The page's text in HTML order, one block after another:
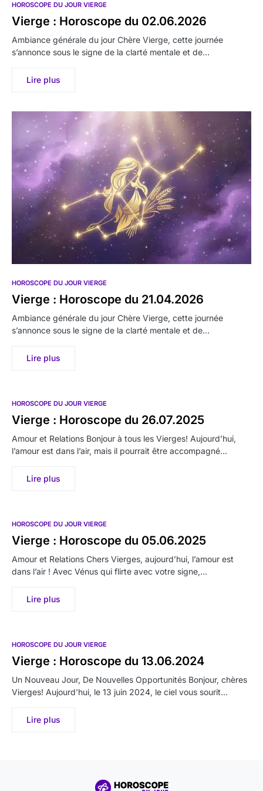
HOROSCOPE DU JOUR VIERGE
Vierge : Horoscope du 02.06.2026
Ambiance générale du jour Chère Vierge, cette journée
s’annonce sous le signe de la clarté mentale et de…
Lire plus
HOROSCOPE DU JOUR VIERGE
Vierge : Horoscope du 21.04.2026
Ambiance générale du jour Chère Vierge, cette journée
s’annonce sous le signe de la clarté mentale et de…
Lire plus
HOROSCOPE DU JOUR VIERGE
Vierge : Horoscope du 26.07.2025
Amour et Relations Bonjour à tous les Vierges! Aujourd’hui,
l’amour est dans l’air, mais il pourrait être accompagné…
Lire plus
HOROSCOPE DU JOUR VIERGE
Vierge : Horoscope du 05.06.2025
Amour et Relations Chers Vierges, aujourd’hui, l’amour est
dans l’air ! Avec Vénus qui flirte avec votre signe,…
Lire plus
HOROSCOPE DU JOUR VIERGE
Vierge : Horoscope du 13.06.2024
Un Nouveau Jour, De Nouvelles Opportunités Bonjour, chères
Vierges! Aujourd’hui, le 13 juin 2024, le ciel vous sourit…
Lire plus